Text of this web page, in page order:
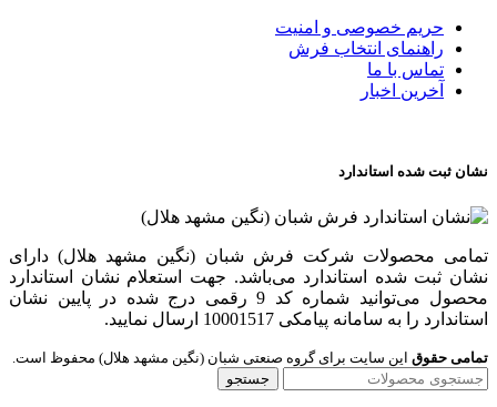
حریم خصوصی و امنیت
راهنمای انتخاب فرش
تماس با ما
آخرین اخبار
نشان ثبت شده استاندارد
تمامی محصولات شرکت فرش شبان (نگین مشهد هلال) دارای
نشان ثبت شده استاندارد می‌باشد. جهت استعلام نشان استاندارد
محصول می‌توانید شماره کد 9 رقمی درج شده در پایین نشان
استاندارد را به سامانه پیامکی 10001517 ارسال نمایید.
تمامی حقوق این سایت برای گروه صنعتی شبان (نگین مشهد هلال) محفوظ است.
جستجو